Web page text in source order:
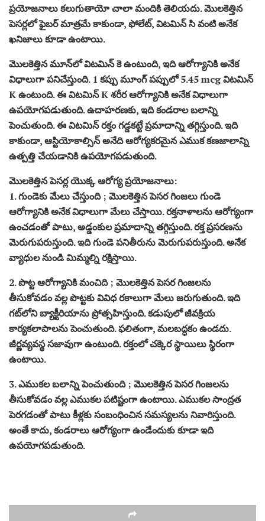
ప్రయోజనాలు కలుగుతాయో చాలా మందికి తెలియదు. మొలకెత్తిన
పెసర్లలో ఫైబర్ మాత్రమే కాకుండా, ఫోలేట్, విటమిన్ సి వంటి అనేక
ఖనిజాలు కూడా ఉంటాయి.
మొలకెత్తిన మూన్‌లో విటమిన్ కె ఉంటుంది, ఇది ఆరోగ్యానికి అనేక
విధాలుగా పనిచేస్తుంది. 1 కప్పు మూంగ్ పప్పులో 5.45 mcg విటమిన్
K ఉంటుంది. ఈ విటమిన్ K శరీర ఆరోగ్యానికి అనేక విధాలుగా
ఉపయోగపడుతుంది. ఉదాహరణకు, ఇది కండరాల బలాన్ని
పెంచుతుంది. ఈ విటమిన్ రక్తం గడ్డకట్టే ప్రమాదాన్ని తగ్గిస్తుంది. ఇది
కాకుండా, ఆస్టియోకాల్సిన్ అనేది ఆరోగ్యకరమైన ఎముక కణజాలాన్ని
ఉత్పత్తి చేయడానికి ఉపయోగపడుతుంది.
మొలకెత్తిన పెసర్ల యొక్క ఆరోగ్య ప్రయోజనాలు:
1. గుండెకు మేలు చేస్తుంది ; మొలకెత్తిన పెసర గింజలు గుండె
ఆరోగ్యానికి అనేక విధాలుగా మేలు చేస్తాయి. రక్తనాళాలను ఆరోగ్యంగా
ఉంచడంతో పాటు, అడ్డంకుల ప్రమాదాన్ని తగ్గిస్తుంది. రక్త ప్రసరణను
మెరుగుపరుస్తుంది. ఇది గుండె పనితీరును మెరుగుపరుస్తుంది. అనేక
వ్యాధుల నుండి మిమ్మల్ని రక్షిస్తాయి.
2. పొట్ట ఆరోగ్యానికి మంచిది ; మొలకెత్తిన పెసర గింజలను
తీసుకోవడం వల్ల పొట్టకు వివిధ రకాలుగా మేలు జరుగుతుంది. ఇది
గట్‌లోని బ్యాక్టీరియాను ప్రోత్సహిస్తుంది. కడుపులో జీవక్రియ
కార్యకలాపాలను పెంచుతుంది. ఫలితంగా, మలబద్ధకం ఉండదు.
జీర్ణవ్యవస్థ సజావుగా ఉంటుంది. రక్తంలో చక్కెర స్థాయిలు స్థిరంగా
ఉంటాయి.
3. ఎముకల బలాన్ని పెంచుతుంది ; మొలకెత్తిన పెసర గింజలను
తీసుకోవడం వల్ల ఎముకల పటిష్టంగా ఉంటాయి. ఎముకల సాంద్రత
పెరగడంతో పాటు కీళ్లకు సంబంధించిన సమస్యలను నివారిస్తుంది.
అంతే కాదు, కండరాలు ఆరోగ్యంగా ఉండేందుకు కూడా ఇది
ఉపయోగపడుతుంది.